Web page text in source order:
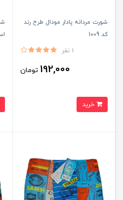
شورت مردانه پادار مودال طرح رند
کد 1009
1 نفر
192,000 تومان